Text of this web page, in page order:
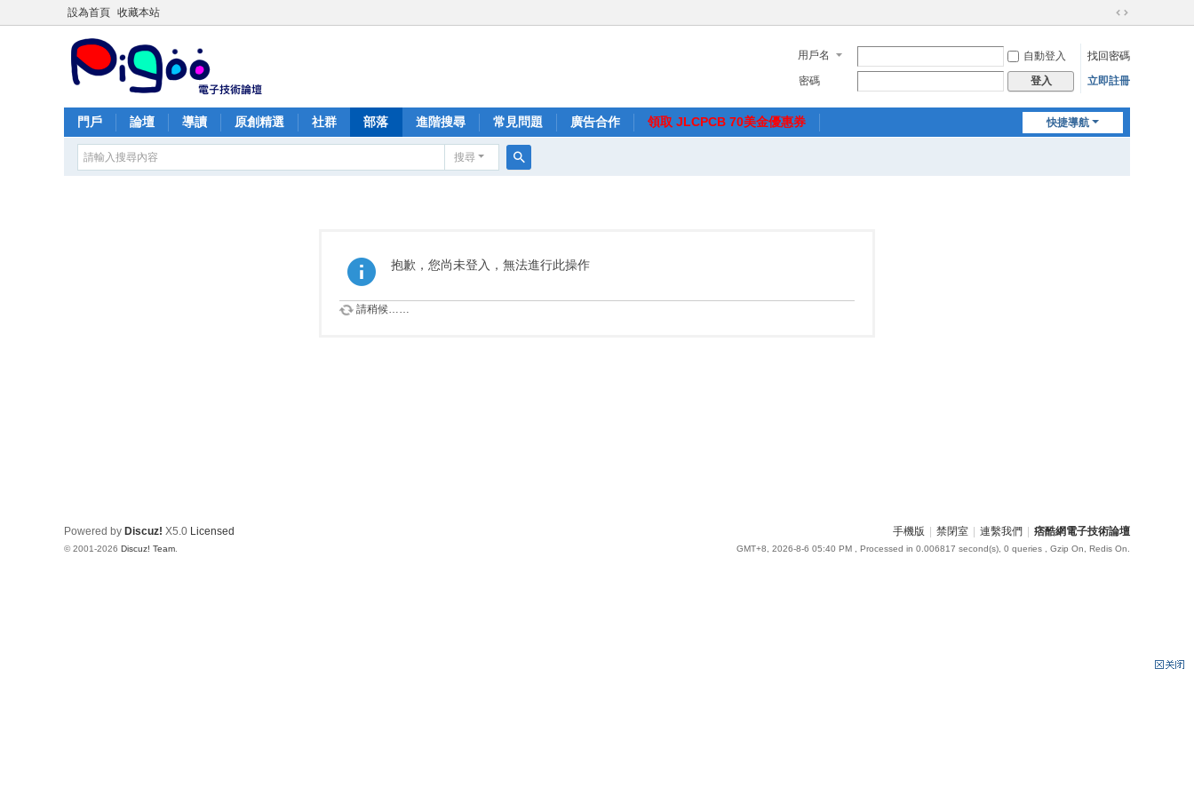
設為首頁 收藏本站
切
到
寬
用戶名 自動登入
找回密碼
密碼
登入 立即註冊
快捷導航
門戶 論壇 導讀 原創精選 社群 部落 進階搜尋 常見問題 廣告合作 領取 JLCPCB 70美金優惠券
搜尋
抱歉，您尚未登入，無法進行此操作
請稍候……
手機版 禁閉室 連繫我們 痞酷網電子技術論壇
GMT+8, 2026-8-6 05:40 PM , Processed in 0.006817 second(s), 0 queries , Gzip On, Redis On.
Powered by Discuz! X5.0 Licensed
© 2001-2026 Discuz! Team